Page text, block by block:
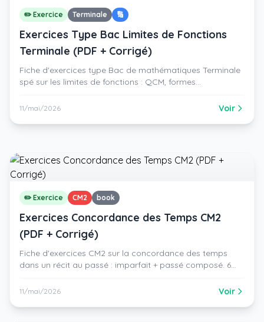
✏️ Exercice Terminale 🔢
Exercices Type Bac Limites de Fonctions
Terminale (PDF + Corrigé)
Fiche d'exercices type Bac de mathématiques Terminale
spé sur les limites de fonctions : QCM, formes
croissances comparées. PDF gratuit avec corrigé rédigé.
11/mai/2026 Voir
✏️ Exercice CM2 book
Exercices Concordance des Temps CM2
(PDF + Corrigé)
Fiche d'exercices CM2 sur la concordance des temps
dans un récit au passé : imparfait + passé composé. 6
imprimer.
11/mai/2026 Voir